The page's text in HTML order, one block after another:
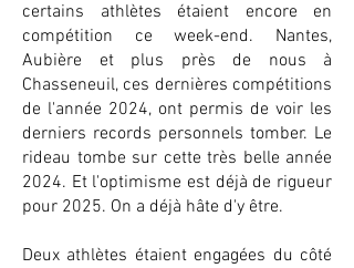
certains athlètes étaient encore en
compétition ce week-end. Nantes,
Aubière et plus près de nous à
Chasseneuil, ces dernières compétitions
de l'année 2024, ont permis de voir les
derniers records personnels tomber. Le
rideau tombe sur cette très belle année
2024. Et l'optimisme est déjà de rigueur
pour 2025. On a déjà hâte d'y être.
Deux athlètes étaient engagées du côté